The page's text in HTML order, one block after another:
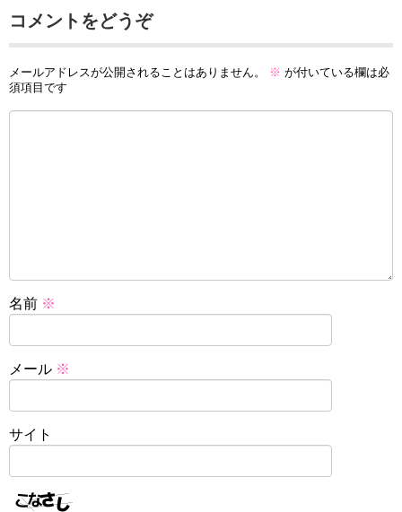
コメントをどうぞ
メールアドレスが公開されることはありません。 ※ が付いている欄は必
須項目です
名前 ※
メール ※
サイト